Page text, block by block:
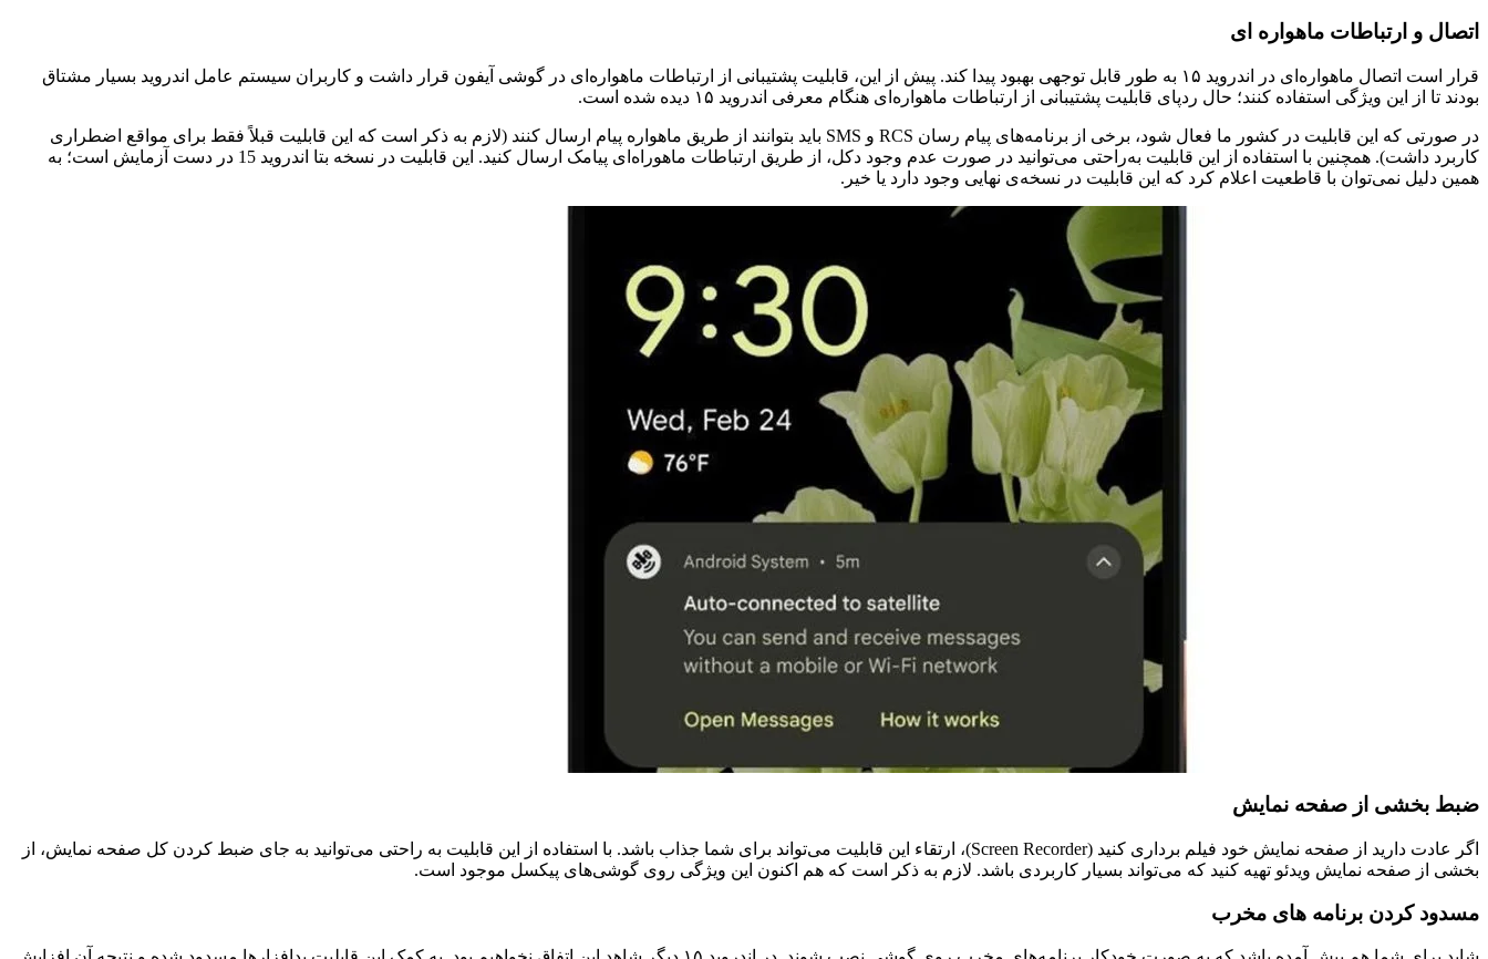
اتصال و ارتباطات ماهواره ای
قرار است اتصال ماهواره‌ای در اندروید ۱۵ به طور قابل توجهی بهبود پیدا کند. پیش از این، قابلیت پشتیبانی از ارتباطات ماهواره‌ای در گوشی آیفون قرار داشت و کاربران سیستم عامل اندروید بسیار مشتاق
بودند تا از این ویژگی استفاده کنند؛ حال ردپای قابلیت پشتیبانی از ارتباطات ماهواره‌ای هنگام معرفی اندروید ۱۵ دیده شده است.
در صورتی که این قابلیت در کشور ما فعال شود، برخی از برنامه‌های پیام رسان RCS و SMS باید بتوانند از طریق ماهواره پیام ارسال کنند (لازم به ذکر است که این قابلیت قبلاً فقط برای مواقع اضطراری
کاربرد داشت). همچنین با استفاده از این قابلیت به‌راحتی می‌توانید در صورت عدم وجود دکل، از طریق ارتباطات ماهوراه‌ای پیامک‌ ارسال کنید. این قابلیت در نسخه‌ بتا اندروید 15 در دست آزمایش است؛ به
همین دلیل نمی‌توان با قاطعیت اعلام کرد که این قابلیت در نسخه‌ی نهایی وجود دارد یا خیر.
ضبط بخشی از صفحه نمایش
اگر عادت دارید از صفحه نمایش خود فیلم برداری کنید (Screen Recorder)، ارتقاء این قابلیت می‌تواند برای شما جذاب باشد. با استفاده از این قابلیت به راحتی می‌توانید به جای ضبط کردن کل صفحه نمایش، از
بخشی از صفحه نمایش ویدئو تهیه کنید که می‌تواند بسیار کاربردی باشد. لازم به ذکر است که هم اکنون این ویژگی روی گوشی‌های پیکسل موجود است.
مسدود کردن برنامه های مخرب